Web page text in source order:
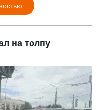
на толпу